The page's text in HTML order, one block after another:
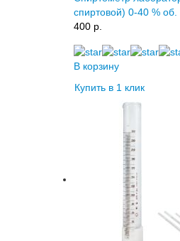
спиртовой) 0-40 % об.
400 p.
В корзину
Купить в 1 клик